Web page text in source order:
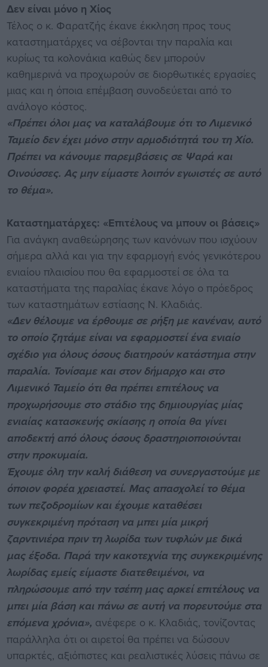
Δεν είναι μόνο η Χίος
Τέλος ο κ. Φαρατζής έκανε έκκληση προς τους
καταστηματάρχες να σέβονται την παραλία και
κυρίως τα κολονάκια καθώς δεν μπορούν
καθημερινά να προχωρούν σε διορθωτικές εργασίες
μιας και η όποια επέμβαση συνοδεύεται από το
ανάλογο κόστος.
«Πρέπει όλοι μας να καταλάβουμε ότι το Λιμενικό
Ταμείο δεν έχει μόνο στην αρμοδιότητά του τη Χίο.
Πρέπει να κάνουμε παρεμβάσεις σε Ψαρά και
Οινούσσες. Ας μην είμαστε λοιπόν εγωιστές σε αυτό
το θέμα».
Καταστηματάρχες: «Επιτέλους να μπουν οι βάσεις»
Για ανάγκη αναθεώρησης των κανόνων που ισχύουν
σήμερα αλλά και για την εφαρμογή ενός γενικότερου
ενιαίου πλαισίου που θα εφαρμοστεί σε όλα τα
καταστήματα της παραλίας έκανε λόγο ο πρόεδρος
των καταστημάτων εστίασης Ν. Κλαδιάς.
«Δεν θέλουμε να έρθουμε σε ρήξη με κανέναν, αυτό
το οποίο ζητάμε είναι να εφαρμοστεί ένα ενιαίο
σχέδιο για όλους όσους διατηρούν κατάστημα στην
παραλία. Τονίσαμε και στον δήμαρχο και στο
Λιμενικό Ταμείο ότι θα πρέπει επιτέλους να
προχωρήσουμε στο στάδιο της δημιουργίας μίας
ενιαίας κατασκευής σκίασης η οποία θα γίνει
αποδεκτή από όλους όσους δραστηριοποιούνται
στην προκυμαία.
Έχουμε όλη την καλή διάθεση να συνεργαστούμε με
όποιον φορέα χρειαστεί. Μας απασχολεί το θέμα
των πεζοδρομίων και έχουμε καταθέσει
συγκεκριμένη πρόταση να μπει μία μικρή
ζαρντινιέρα πριν τη λωρίδα των τυφλών με δικά
μας έξοδα. Παρά την κακοτεχνία της συγκεκριμένης
λωρίδας εμείς είμαστε διατεθειμένοι, να
πληρώσουμε από την τσέπη μας αρκεί επιτέλους να
μπει μία βάση και πάνω σε αυτή να πορευτούμε στα
επόμενα χρόνια», ανέφερε ο κ. Κλαδιάς, τονίζοντας
παράλληλα ότι οι αιρετοί θα πρέπει να δώσουν
υπαρκτές, αξιόπιστες και ρεαλιστικές λύσεις πάνω σε